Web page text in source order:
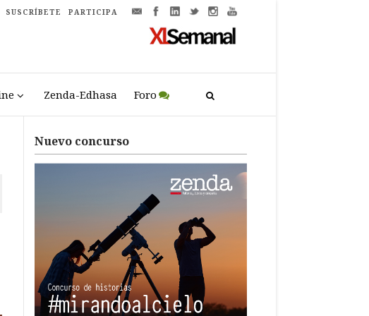
SUSCRÍBETE PARTICIPA
Zenda-Edhasa Foro
Nuevo concurso